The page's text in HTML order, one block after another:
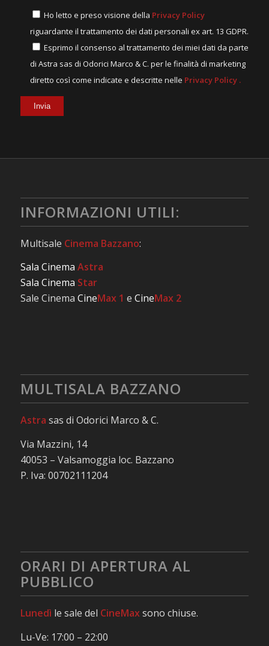
Ho letto e preso visione della Privacy Policy
riguardante il trattamento dei dati personali ex art. 13 GDPR.
Esprimo il consenso al trattamento dei miei dati da parte
di Astra sas di Odorici Marco & C. per le finalità di marketing
diretto così come indicate e descritte nelle Privacy Policy.
INFORMAZIONI UTILI:
Multisale Cinema Bazzano:
Sala Cinema Astra
Sala Cinema Star
Sale Cinema CineMax 1 e CineMax 2
MULTISALA BAZZANO
Astra sas di Odorici Marco & C.
Via Mazzini, 14
40053 – Valsamoggia loc. Bazzano
P. Iva: 00702111204
ORARI DI APERTURA AL
PUBBLICO
Lunedì le sale del CineMaxsono chiuse.
Lu-Ve: 17:00 – 22:00